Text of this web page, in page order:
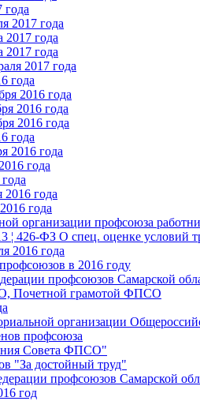
2017 года
года
года
2017 года
года
2016 года
2016 года
2016 года
года
2016 года
года
года
года
организации профсоюза
¦ 426-ФЗ О спец. оценке условий
2016 года
в 2016 году
профсоюзов Самарской
Почетной грамотой ФПСО
организации
профсоюза
Совета ФПСО"
"За достойный труд"
профсоюзов Самарской
год